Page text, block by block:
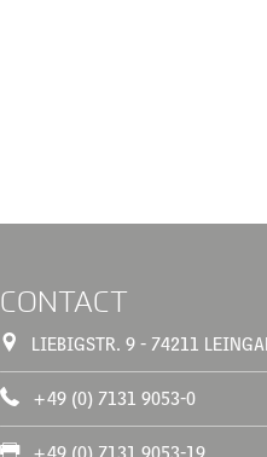
CONTACT
LIEBIGSTR. 9 - 74211
+49 (0) 7131 9053-0